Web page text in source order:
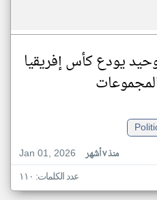
يودع كأس إفريقيا
Jan 01, 2026
منذ ٧ أشهر
عدد الكلمات: ١١٠